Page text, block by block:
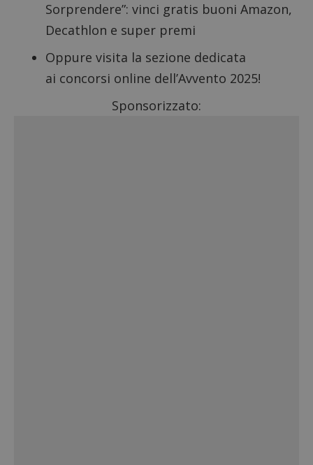
Sorprendere”: vinci gratis buoni Amazon,
Decathlon e super premi
Oppure visita la sezione dedicata
ai concorsi online dell’Avvento 2025!
Sponsorizzato: